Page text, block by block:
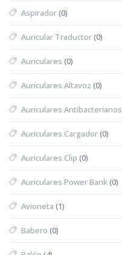
Aspirador(0)
Auricular Traductor(0)
Auriculares (0)
Auriculares Altavoz (0)
Auriculares Antibacterianos
Auriculares Cargador(0)
Auriculares Clip (0)
Auriculares Power Bank(0)
Avioneta (1)
Babero (0)